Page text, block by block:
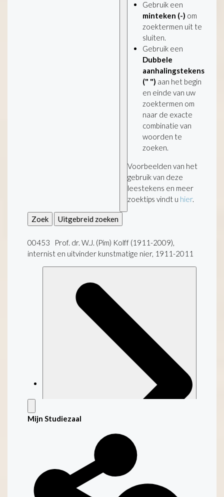
Gebruik een
minteken (-) om
zoektermen uit te
sluiten.
Gebruik een
Dubbele
aanhalingstekens
(" ") aan het begin
en einde van uw
zoektermen om
naar de exacte
combinatie van
woorden te
zoeken.
Voorbeelden van het
gebruik van deze
leestekens en meer
zoektips vindt u hier.
Zoek Uitgebreid zoeken
00453 Prof. dr. W.J. (Pim) Kolff (1911-2009),
internist en uitvinder kunstmatige nier, 1911-2011
Mijn Studiezaal